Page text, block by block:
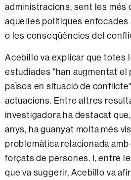
administracions, sent les més
aquelles polítiques enfocades
o les conseqüències del
Acebillo va explicar que totes
estudiades "han augmentat
països en situació de
actuacions. Entre altres
investigadora ha destacat
anys, ha guanyat molta més
problemàtica relacionada
forçats de persones. I, entre
que va suggerir, Acebillo va